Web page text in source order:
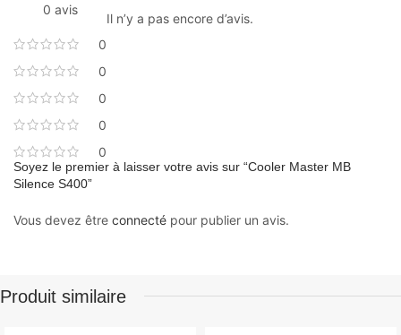
0 avis
0
0
0
0
0
Il n’y a pas encore d’avis.
Soyez le premier à laisser votre avis sur “Cooler Master MB
Silence S400”
Vous devez être connecté pour publier un avis.
Produit similaire